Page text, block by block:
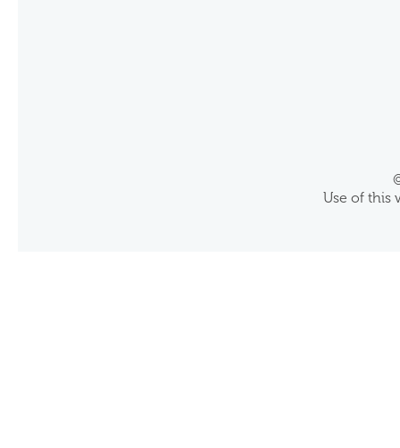
Use of this